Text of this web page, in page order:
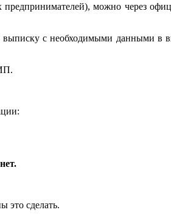
можно через
с необходимыми данными в
это сделать.